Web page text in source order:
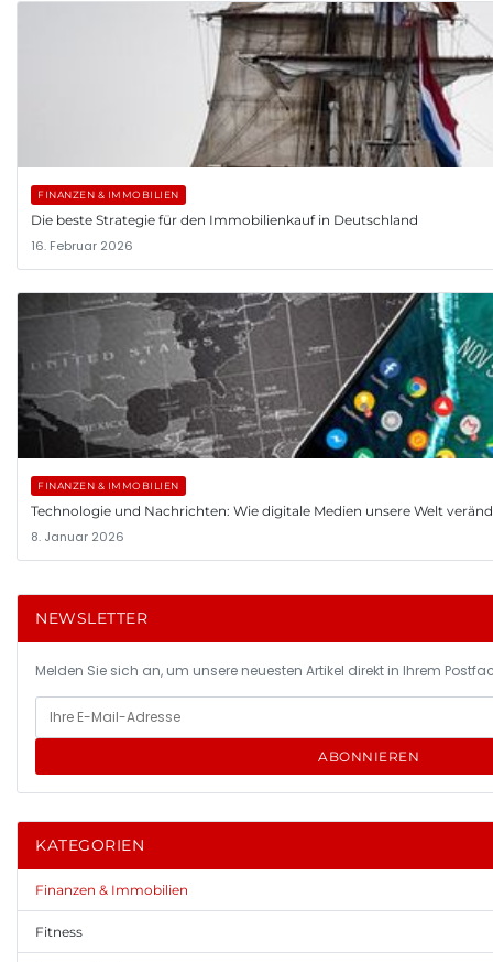
FINANZEN & IMMOBILIEN
Die beste Strategie für den Immobilienkauf in Deutschland
16. Februar 2026
FINANZEN & IMMOBILIEN
Technologie und Nachrichten: Wie digitale Medien unsere Welt
8. Januar 2026
NEWSLETTER
Melden Sie sich an, um unsere neuesten Artikel direkt in Ihrem
ABONNIEREN
KATEGORIEN
Finanzen & Immobilien
Fitness